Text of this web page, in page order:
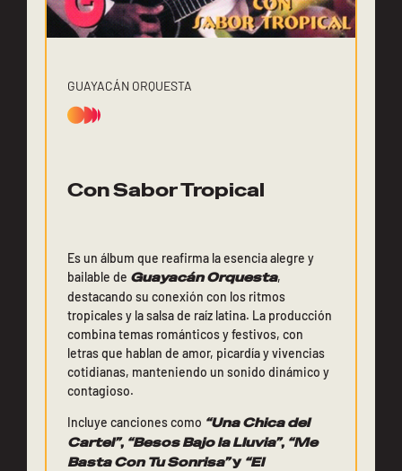
GUAYACÁN ORQUESTA
Con Sabor Tropical
Es un álbum que reafirma la esencia alegre y
bailable de Guayacán Orquesta,
destacando su conexión con los ritmos
tropicales y la salsa de raíz latina. La producción
combina temas románticos y festivos, con
letras que hablan de amor, picardía y vivencias
cotidianas, manteniendo un sonido dinámico y
contagioso.
Incluye canciones como “Una Chica del
Cartel”, “Besos Bajo la Lluvia”, “Me
Basta Con Tu Sonrisa”y “El